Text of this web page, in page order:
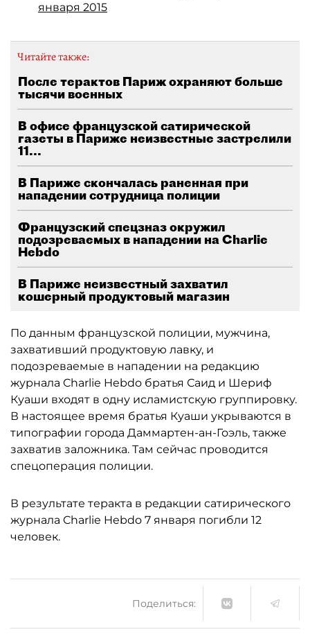
января 2015
Читайте также:
После терактов Париж охраняют больше
тысячи военных
В офисе французской сатирической
газеты в Париже неизвестные застрелили
11...
В Париже скончалась раненная при
нападении сотрудница полиции
Французский спецзназ окружил
подозреваемых в нападении на Charlie
Hebdo
В Париже неизвестный захватил
кошерный продуктовый магазин
По данным французской полиции, мужчина,
захвативший продуктовую лавку, и
подозреваемые в нападении на редакцию
журнала Charlie Hebdo братья Саид и Шериф
Куаши входят в одну исламистскую группировку.
В настоящее время братья Куаши укрываются в
типографии города Даммартен-ан-Гоэль, также
захватив заложника. Там сейчас проводится
спецоперация полиции.
В результате теракта в редакции сатирического
журнала Charlie Hebdo 7 января погибли 12
человек.
Поделиться: